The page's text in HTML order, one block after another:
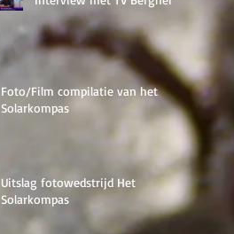
Foto/Film compilatie van het
Solarkompas
Uitslag fotowedstrijd Het
Solarkompas